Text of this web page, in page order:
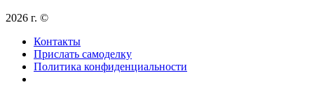
2026 г. ©
Контакты
Прислать самоделку
Политика конфиденциальности